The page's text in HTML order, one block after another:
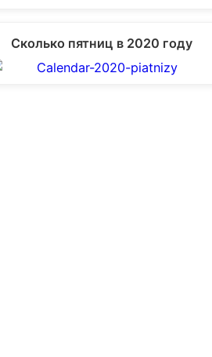
Сколько пятниц в 2020 году